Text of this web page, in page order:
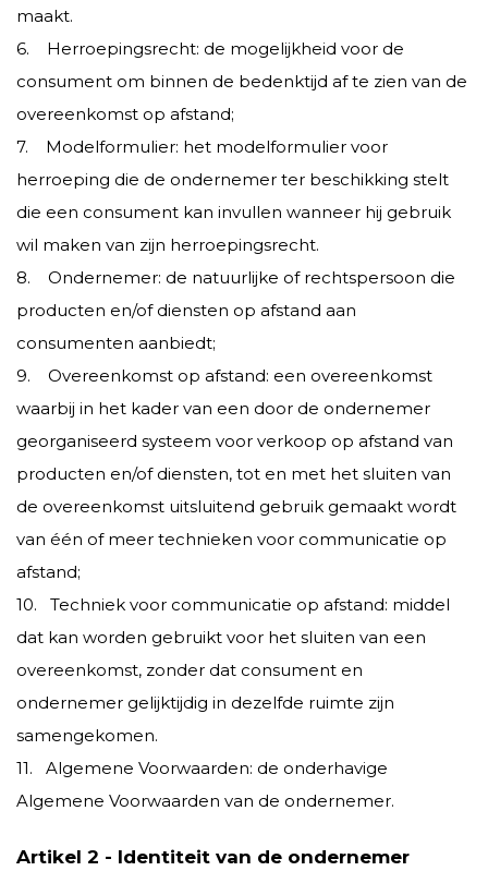
maakt.
6. Herroepingsrecht: de mogelijkheid voor de
consument om binnen de bedenktijd af te zien van de
overeenkomst op afstand;
7. Modelformulier: het modelformulier voor
herroeping die de ondernemer ter beschikking stelt
die een consument kan invullen wanneer hij gebruik
wil maken van zijn herroepingsrecht.
8. Ondernemer: de natuurlijke of rechtspersoon die
producten en/of diensten op afstand aan
consumenten aanbiedt;
9. Overeenkomst op afstand: een overeenkomst
waarbij in het kader van een door de ondernemer
georganiseerd systeem voor verkoop op afstand van
producten en/of diensten, tot en met het sluiten van
de overeenkomst uitsluitend gebruik gemaakt wordt
van één of meer technieken voor communicatie op
afstand;
10. Techniek voor communicatie op afstand: middel
dat kan worden gebruikt voor het sluiten van een
overeenkomst, zonder dat consument en
ondernemer gelijktijdig in dezelfde ruimte zijn
samengekomen.
11. Algemene Voorwaarden: de onderhavige
Algemene Voorwaarden van de ondernemer.
Artikel 2 - Identiteit van de ondernemer